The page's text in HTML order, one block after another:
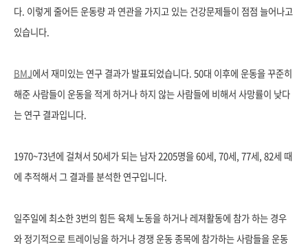
다. 이렇게 줄어든 운동량 과 연관을 가지고 있는 건강문제들이 점점 늘어나고
있습니다.
BMJ에서 재미있는 연구 결과가 발표되었습니다. 50대 이후에 운동을 꾸준히
해준 사람들이 운동을 적게 하거나 하지 않는 사람들에 비해서 사망률이 낮다
는 연구 결과입니다.
1970~73년에 걸쳐서 50세가 되는 남자 2205명을 60세, 70세, 77세, 82세 때
에 추적해서 그 결과를 분석한 연구입니다.
일주일에 최소한 3번의 힘든 육체 노동을 하거나 레져활동에 참가 하는 경우
와 정기적으로 트레이닝을 하거나 경쟁 운동 종목에 참가하는 사람들을 운동